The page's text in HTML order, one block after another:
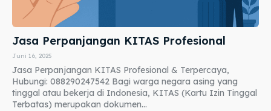
Jasa Perpanjangan KITAS Profesional
Juni 16, 2025
Jasa Perpanjangan KITAS Profesional & Terpercaya,
Hubungi: 088290247542 Bagi warga negara asing yang
tinggal atau bekerja di Indonesia, KITAS (Kartu Izin Tinggal
Terbatas) merupakan dokumen...